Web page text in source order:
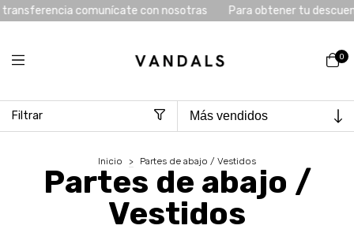
Para obtener tu descuento x transferencia comunícate con
0
Filtrar
Inicio > Partes de abajo / Vestidos
Partes de abajo /
Vestidos